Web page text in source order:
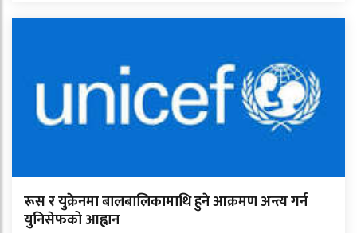
रूस र युक्रेनमा बालबालिकामाथि हुने आक्रमण अन्त्य गर्न
युनिसेफको आह्वान